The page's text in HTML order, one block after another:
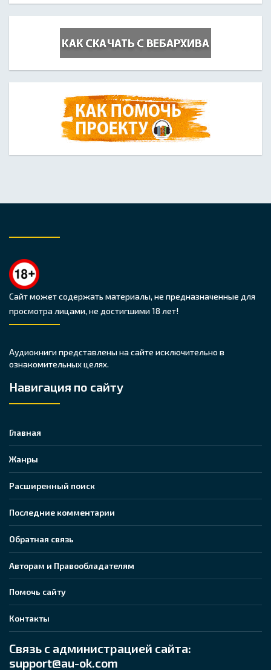
Сайт может содержать материалы, не предназначенные для
просмотра лицами, не достигшими 18 лет!
Аудиокниги представлены на сайте исключительно в
ознакомительных целях.
Навигация по сайту
Главная
Жанры
Расширенный поиск
Последние комментарии
Обратная связь
Авторам и Правообладателям
Помочь сайту
Контакты
Связь с администрацией сайта:
support@au-ok.com